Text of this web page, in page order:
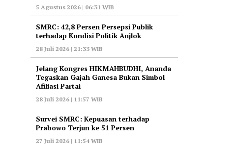
5 Agustus 2026 | 06:31 WIB
‎SMRC: 42,8 Persen Persepsi Publik
terhadap Kondisi Politik Anjlok
28 Juli 2026 | 21:33 WIB
‎Jelang Kongres HIKMAHBUDHI, Ananda
Tegaskan Gajah Ganesa Bukan Simbol
Afiliasi Partai
28 Juli 2026 | 11:57 WIB
‎Survei SMRC: Kepuasan terhadap
Prabowo Terjun ke 51 Persen
27 Juli 2026 | 11:54 WIB